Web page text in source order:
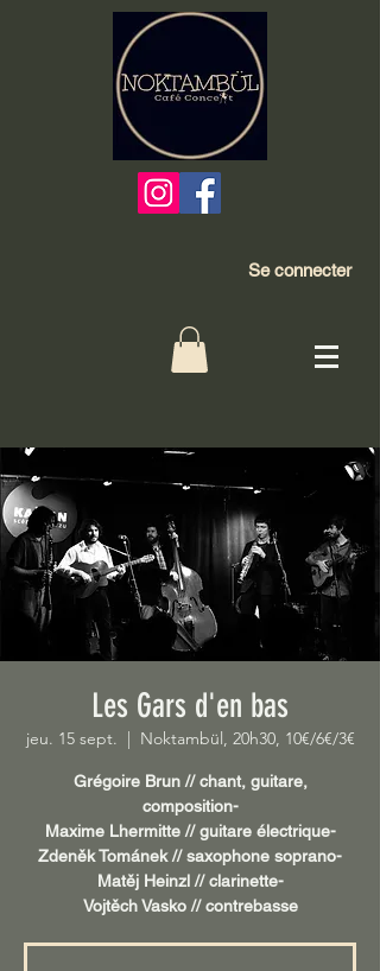
Se connecter
Les Gars d'en bas
jeu. 15 sept. Noktambül, 20h30, 10€/6€/3€
Grégoire Brun // chant, guitare,
composition-
Maxime Lhermitte // guitare électrique-
Zdeněk Tománek // saxophone soprano-
Matěj Heinzl // clarinette-
Vojtěch Vasko // contrebasse